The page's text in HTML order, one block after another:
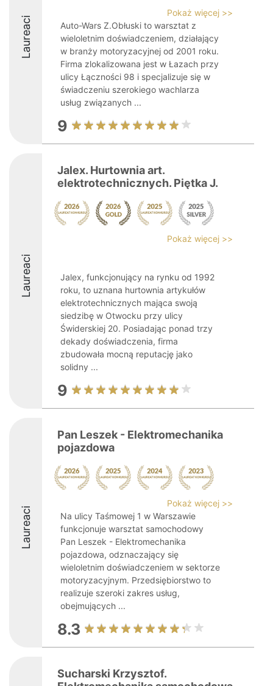
Laureaci
Pokaż więcej >>
Auto-Wars Z.Obłuski to warsztat z
wieloletnim doświadczeniem, działający
w branży motoryzacyjnej od 2001 roku.
Firma zlokalizowana jest w Łazach przy
ulicy Łączności 98 i specjalizuje się w
świadczeniu szerokiego wachlarza
usług związanych ...
9
Laureaci
Jalex. Hurtownia art.
elektrotechnicznych. Piętka J.
Pokaż więcej >>
Jalex, funkcjonujący na rynku od 1992
roku, to uznana hurtownia artykułów
elektrotechnicznych mająca swoją
siedzibę w Otwocku przy ulicy
Świderskiej 20. Posiadając ponad trzy
dekady doświadczenia, firma
zbudowała mocną reputację jako
solidny ...
9
Laureaci
Pan Leszek - Elektromechanika
pojazdowa
Pokaż więcej >>
Na ulicy Taśmowej 1 w Warszawie
funkcjonuje warsztat samochodowy
Pan Leszek - Elektromechanika
pojazdowa, odznaczający się
wieloletnim doświadczeniem w sektorze
motoryzacyjnym. Przedsiębiorstwo to
realizuje szeroki zakres usług,
obejmujących ...
8.3
Sucharski Krzysztof.